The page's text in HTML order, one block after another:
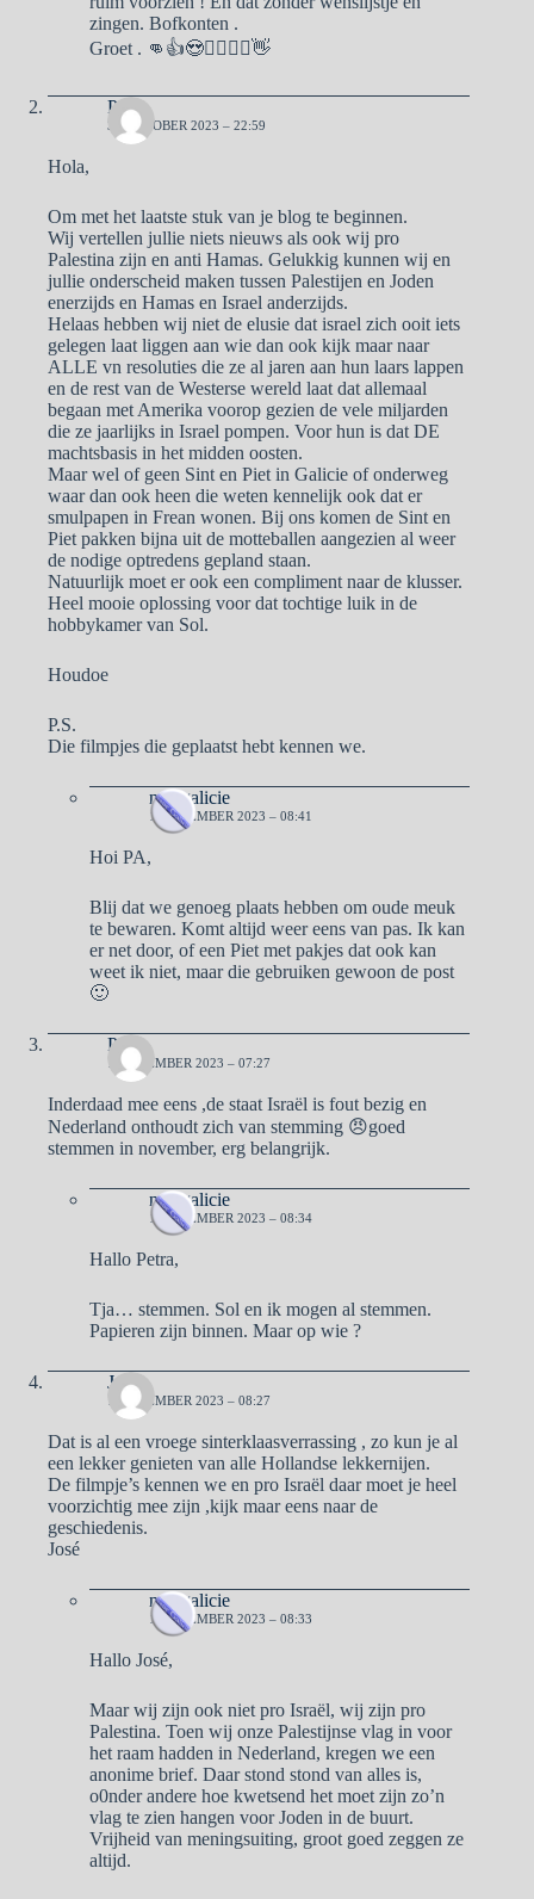
zingen. Bofkonten .
Groet . 👊👍😍🙋‍♂️🙋‍♀️👋
Pa
31 OKTOBER 2023 – 22:59
Hola,
Om met het laatste stuk van je blog te beginnen.
Wij vertellen jullie niets nieuws als ook wij pro
Palestina zijn en anti Hamas. Gelukkig kunnen wij en
jullie onderscheid maken tussen Palestijen en Joden
enerzijds en Hamas en Israel anderzijds.
Helaas hebben wij niet de elusie dat israel zich ooit iets
gelegen laat liggen aan wie dan ook kijk maar naar
ALLE vn resoluties die ze al jaren aan hun laars lappen
en de rest van de Westerse wereld laat dat allemaal
begaan met Amerika voorop gezien de vele miljarden
die ze jaarlijks in Israel pompen. Voor hun is dat DE
machtsbasis in het midden oosten.
Maar wel of geen Sint en Piet in Galicie of onderweg
waar dan ook heen die weten kennelijk ook dat er
smulpapen in Frean wonen. Bij ons komen de Sint en
Piet pakken bijna uit de motteballen aangezien al weer
de nodige optredens gepland staan.
Natuurlijk moet er ook een compliment naar de klusser.
Heel mooie oplossing voor dat tochtige luik in de
hobbykamer van Sol.
Houdoe
P.S.
Die filmpjes die geplaatst hebt kennen we.
naargalicie
1 NOVEMBER 2023 – 08:41
Hoi PA,
Blij dat we genoeg plaats hebben om oude meuk
te bewaren. Komt altijd weer eens van pas. Ik kan
er net door, of een Piet met pakjes dat ook kan
weet ik niet, maar die gebruiken gewoon de post
🙂
Petra
1 NOVEMBER 2023 – 07:27
Inderdaad mee eens ,de staat Israël is fout bezig en
Nederland onthoudt zich van stemming 😠goed
stemmen in november, erg belangrijk.
naargalicie
1 NOVEMBER 2023 – 08:34
Hallo Petra,
Tja… stemmen. Sol en ik mogen al stemmen.
Papieren zijn binnen. Maar op wie ?
José
1 NOVEMBER 2023 – 08:27
Dat is al een vroege sinterklaasverrassing , zo kun je al
een lekker genieten van alle Hollandse lekkernijen.
De filmpje’s kennen we en pro Israël daar moet je heel
voorzichtig mee zijn ,kijk maar eens naar de
geschiedenis.
José
naargalicie
1 NOVEMBER 2023 – 08:33
Hallo José,
Maar wij zijn ook niet pro Israël, wij zijn pro
Palestina. Toen wij onze Palestijnse vlag in voor
het raam hadden in Nederland, kregen we een
anonime brief. Daar stond stond van alles is,
o0nder andere hoe kwetsend het moet zijn zo’n
vlag te zien hangen voor Joden in de buurt.
Vrijheid van meningsuiting, groot goed zeggen ze
altijd.